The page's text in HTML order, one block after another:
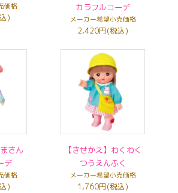
価格
)
カラフルコーデ
メーカー希望小売価格
2,420円(税込)
さん
デ
価格
)
【きせかえ】わくわく
つうえんふく
メーカー希望小売価格
1,760円(税込)